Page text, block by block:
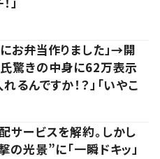
お弁当作りました」→開
驚きの中身に62万表示
るんですか！？」「いやこ
サービスを解約。しかし
光景”に「一瞬ドキッ」